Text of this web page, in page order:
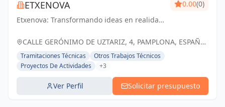
ETXENOVA
Etxenova: Transformando ideas en realidad.
Navarra. Soluciones eficientes y sostenibles
0.00(0)
CALLE GERÓNIMO DE UZTARIZ, 4, PAMPLONA, ESPAÑA,
España
Tramitaciones Técnicas
Otros Trabajos Técnicos
Proyectos De Actividades
+3
Ver Perfil Solicitar presupuesto